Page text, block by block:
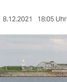
8.12.2021 18:05 Uhr